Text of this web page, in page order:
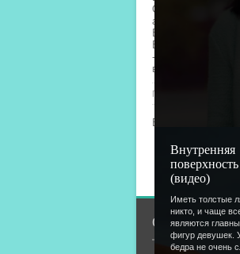
Внутренняя
(видео)
Иметь толстые
никто, и чаще
являются
фигур девушек.
бедра не очень
Обычно
активным
В конкурсе
Будем рады
- напиши в
в
Просмотров
Всего
О сайте